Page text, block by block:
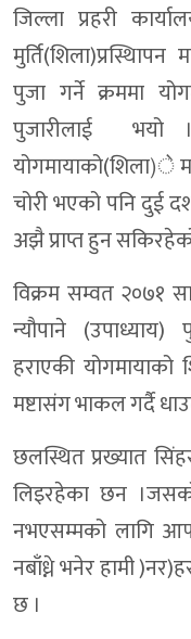
जिल्ला प्रहरी
पुजा गर्ने क्रममा
पुजारीलाई भयो
योगमायाको(शिला)े
चोरी भएको पनि दुई
अझै प्राप्त हुन
विक्रम सम्वत २०७१
न्यौपाने
हराएकी योगमायाको
मष्टासंग भाकल गर्दै
छलस्थित प्रख्यात
लिइरहेका छन
नभएसम्मको लागि
नबाँध्ने भनेर हामी
छ ।